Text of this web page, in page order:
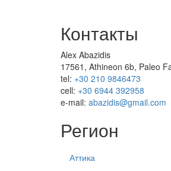
Контакты
Alex Abazidis
17561, Athineon 6b, Paleo
tel: +30 210 9846473
cell: +30 6944 392958
e-mail: abazidis@gmail.com
Регион
Аттика